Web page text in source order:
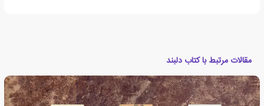
مقالات مرتبط با کتاب دلبند